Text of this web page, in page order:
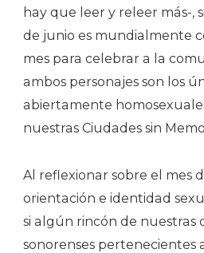
hay que leer y releer más-,
de junio es mundialmente
mes para celebrar a la
ambos personajes son los
abiertamente
nuestras Ciudades sin
Al reflexionar sobre el mes
orientación e identidad
si algún rincón de nuestras
sonorenses pertenecientes